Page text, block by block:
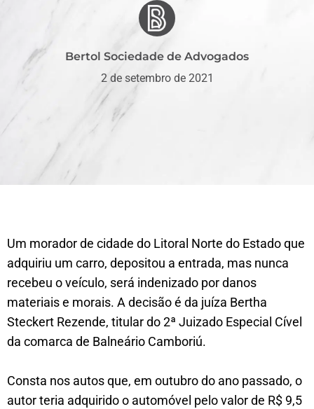
Bertol Sociedade de Advogados
2 de setembro de 2021
Um morador de cidade do Litoral Norte do Estado que
adquiriu um carro, depositou a entrada, mas nunca
recebeu o veículo, será indenizado por danos
materiais e morais. A decisão é da juíza Bertha
Steckert Rezende, titular do 2ª Juizado Especial Cível
da comarca de Balneário Camboriú.
Consta nos autos que, em outubro do ano passado, o
autor teria adquirido o automóvel pelo valor de R$ 9,5